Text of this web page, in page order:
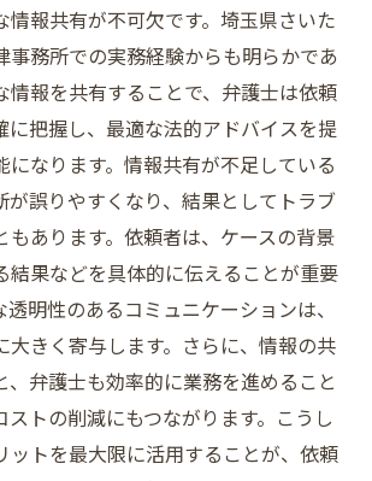
情報共有が不可欠です。埼玉県さいた
事務所での実務経験からも明らかであ
情報を共有することで、弁護士は依頼
に把握し、最適な法的アドバイスを提
になります。情報共有が不足している
が誤りやすくなり、結果としてトラブ
もあります。依頼者は、ケースの背景
結果などを具体的に伝えることが重要
明性のあるコミュニケーションは、
大きく寄与します。さらに、情報の共
、弁護士も効率的に業務を進めること
ストの削減にもつながります。こうし
ットを最大限に活用することが、依頼